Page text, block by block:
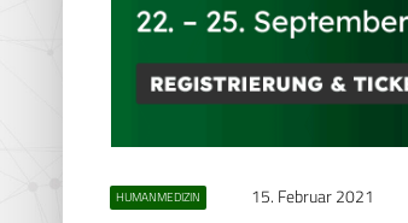
HUMANMEDIZIN 15. Februar 2021